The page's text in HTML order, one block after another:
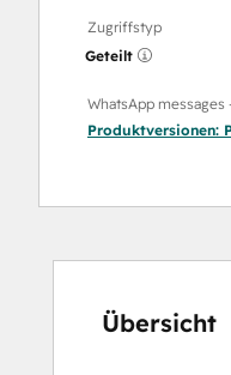
Zugriffstyp
Geteilt
WhatsApp
Produktversionen:
Übersicht